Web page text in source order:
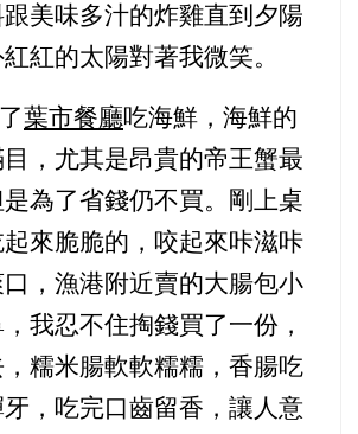
美味多汁的炸雞直到夕陽
紅的太陽對著我微笑。
葉市餐廳吃海鮮，海鮮的
，尤其是昂貴的帝王蟹最
為了省錢仍不買。剛上桌
來脆脆的，咬起來咔滋咔
，漁港附近賣的大腸包小
我忍不住掏錢買了一份，
糯米腸軟軟糯糯，香腸吃
，吃完口齒留香，讓人意